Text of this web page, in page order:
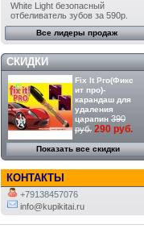
White Light безопасный
отбеливатель зубов за 590р.
Все лидеры продаж
СКИДКИ
Fix It Pro(Фикс
ит про)-
карандаш для
удаления
царапин 390
руб. 290 руб.
Показать все скидки
КОНТАКТЫ
+79138457076
info@kupikitai.ru